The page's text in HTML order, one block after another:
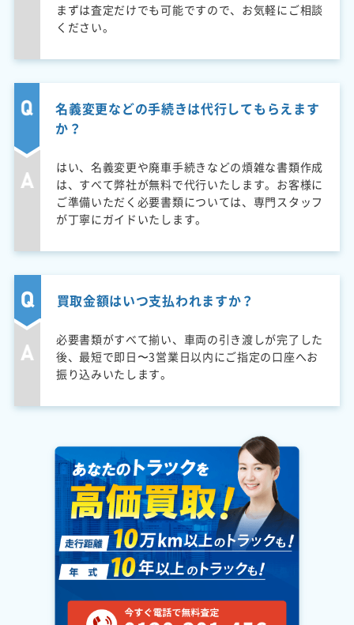
まずは査定だけでも可能ですので、お気軽にご相談
ください。
名義変更などの手続きは代行してもらえます
か？
はい、名義変更や廃車手続きなどの煩雑な書類作成
は、すべて弊社が無料で代行いたします。お客様に
ご準備いただく必要書類については、専門スタッフ
が丁寧にガイドいたします。
買取金額はいつ支払われますか？
必要書類がすべて揃い、車両の引き渡しが完了した
後、最短で即日〜3営業日以内にご指定の口座へお
振り込みいたします。